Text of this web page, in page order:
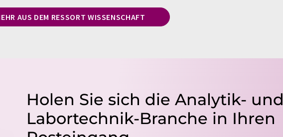
AUS DEM RESSORT WISSENSCHAFT
Holen Sie sich die Analytik- und
Labortechnik-Branche in Ihren